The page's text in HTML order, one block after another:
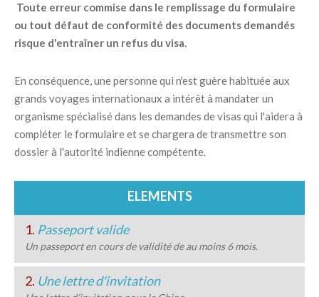
Toute erreur commise dans le remplissage du formulaire
ou tout défaut de conformité des documents demandés
risque d'entraîner un refus du visa.
En conséquence, une personne qui n'est guère habituée aux
grands voyages internationaux a intérêt à mandater un
organisme spécialisé dans les demandes de visas qui l'aidera à
compléter le formulaire et se chargera de transmettre son
dossier à l'autorité indienne compétente.
ELEMENTS
1. Passeport valide
Un passeport en cours de validité de au moins 6 mois.
2. Une lettre d'invitation